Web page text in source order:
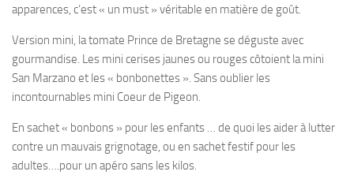
apparences, c’est « un must » véritable en matière de goût.
Version mini, la tomate Prince de Bretagne se déguste avec
gourmandise. Les mini cerises jaunes ou rouges côtoient la mini
San Marzano et les « bonbonettes ». Sans oublier les
incontournables mini Coeur de Pigeon.
En sachet « bonbons » pour les enfants … de quoi les aider à lutter
contre un mauvais grignotage, ou en sachet festif pour les
adultes….pour un apéro sans les kilos.